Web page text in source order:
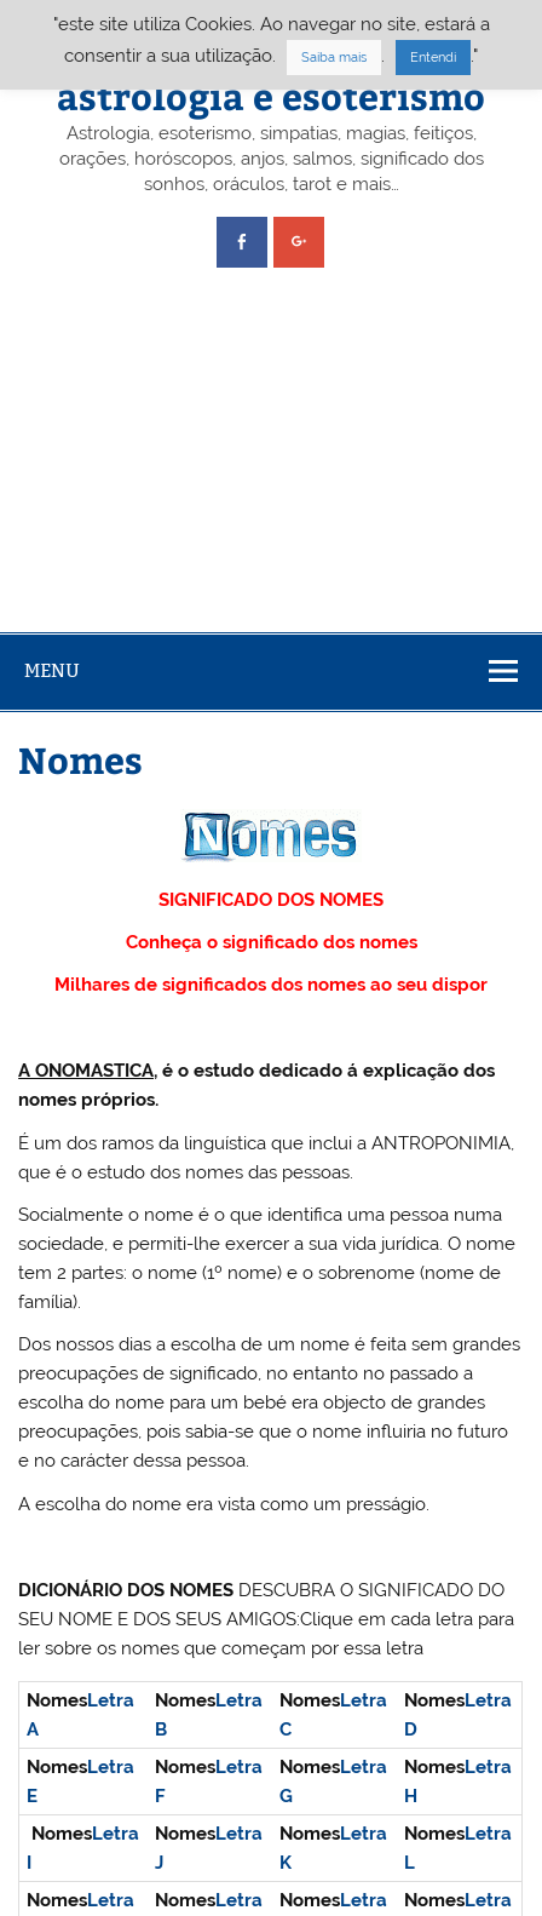
Portal A&E – Portal
astrologia e esoterismo
Astrologia, esoterismo, simpatias, magias, feitiços,
orações, horóscopos, anjos, salmos, significado dos
sonhos, oráculos, tarot e mais…
MENU
Nomes
SIGNIFICADO DOS NOMES
Conheça o significado dos nomes
Milhares de significados dos nomes ao seu dispor
A ONOMASTICA, é o estudo dedicado á explicação dos
nomes próprios.
É um dos ramos da linguística que inclui a ANTROPONIMIA,
que é o estudo dos nomes das pessoas.
Socialmente o nome é o que identifica uma pessoa numa
sociedade, e permiti-lhe exercer a sua vida jurídica. O nome
tem 2 partes: o nome (1º nome) e o sobrenome (nome de
família).
Dos nossos dias a escolha de um nome é feita sem grandes
preocupações de significado, no entanto no passado a
escolha do nome para um bebé era objecto de grandes
preocupações, pois sabia-se que o nome influiria no futuro
e no carácter dessa pessoa.
A escolha do nome era vista como um presságio.
DICIONÁRIO DOS NOMES DESCUBRA O SIGNIFICADO DO
SEU NOME E DOS SEUS AMIGOS:Clique em cada letra para
ler sobre os nomes que começam por essa letra
NomesLetra
A
NomesLetra
B
NomesLetra
C
NomesLetra
D
NomesLetra
E
NomesLetra
F
NomesLetra
G
NomesLetra
H
NomesLetra
I
NomesLetra
J
NomesLetra
K
NomesLetra
L
NomesLetra
NomesLetra
NomesLetra
NomesLetra
"este site utiliza Cookies. Ao navegar no site, estará a
consentir a sua utilização.
Saiba mais Entendi ."